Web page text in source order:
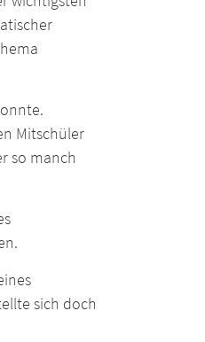
Mitschüler
so manch
sich doch